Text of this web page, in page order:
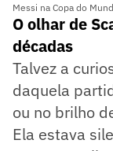
Messi na Copa do
O olhar de
décadas
Talvez a
daquela
ou no brilho
Ela estava